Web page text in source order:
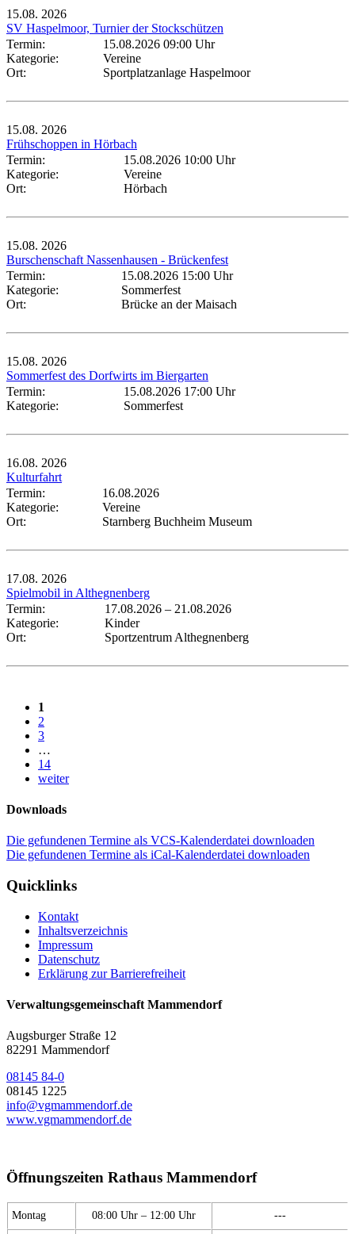
15.08. 2026
SV Haspelmoor, Turnier der Stockschützen
Termin:
15.08.2026 09:00 Uhr
Kategorie:
Vereine
Ort:
Sportplatzanlage Haspelmoor
15.08. 2026
Frühschoppen in Hörbach
Termin:
15.08.2026 10:00 Uhr
Kategorie:
Vereine
Ort:
Hörbach
15.08. 2026
Burschenschaft Nassenhausen - Brückenfest
Termin:
15.08.2026 15:00 Uhr
Kategorie:
Sommerfest
Ort:
Brücke an der Maisach
15.08. 2026
Sommerfest des Dorfwirts im Biergarten
Termin:
15.08.2026 17:00 Uhr
Kategorie:
Sommerfest
16.08. 2026
Kulturfahrt
Termin:
16.08.2026
Kategorie:
Vereine
Ort:
Starnberg Buchheim Museum
17.08. 2026
Spielmobil in Althegnenberg
Termin:
17.08.2026 – 21.08.2026
Kategorie:
Kinder
Ort:
Sportzentrum Althegnenberg
1
2
3
…
14
weiter
Downloads
Die gefundenen Termine als VCS-Kalenderdatei downloaden
Die gefundenen Termine als iCal-Kalenderdatei downloaden
Quicklinks
Kontakt
Inhaltsverzeichnis
Impressum
Datenschutz
Erklärung zur Barrierefreiheit
Verwaltungsgemeinschaft Mammendorf
Augsburger Straße 12
82291 Mammendorf
08145 84-0
08145 1225
info@vgmammendorf.de
www.vgmammendorf.de
Öffnungszeiten Rathaus Mammendorf
Montag 08:00 Uhr – 12:00 Uhr ---